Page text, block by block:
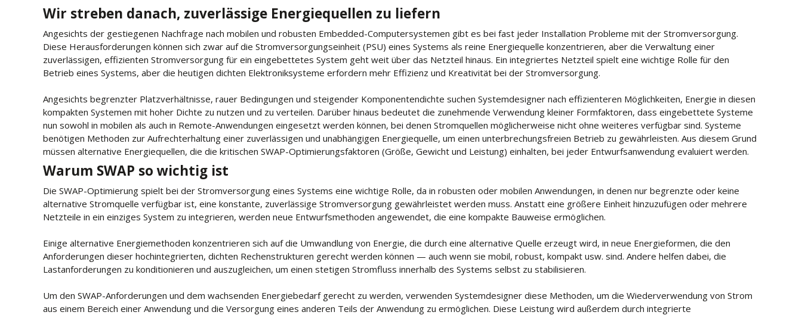
Wir streben danach, zuverlässige Energiequellen zu liefern
Angesichts der gestiegenen Nachfrage nach mobilen und robusten Embedded-Computersystemen gibt es bei fast jeder Installation Probleme mit der Stromversorgung.
Diese Herausforderungen können sich zwar auf die Stromversorgungseinheit (PSU) eines Systems als reine Energiequelle konzentrieren, aber die Verwaltung einer
zuverlässigen, effizienten Stromversorgung für ein eingebettetes System geht weit über das Netzteil hinaus. Ein integriertes Netzteil spielt eine wichtige Rolle für den
Betrieb eines Systems, aber die heutigen dichten Elektroniksysteme erfordern mehr Effizienz und Kreativität bei der Stromversorgung.
Angesichts begrenzter Platzverhältnisse, rauer Bedingungen und steigender Komponentendichte suchen Systemdesigner nach effizienteren Möglichkeiten, Energie in diesen
kompakten Systemen mit hoher Dichte zu nutzen und zu verteilen. Darüber hinaus bedeutet die zunehmende Verwendung kleiner Formfaktoren, dass eingebettete Systeme
nun sowohl in mobilen als auch in Remote-Anwendungen eingesetzt werden können, bei denen Stromquellen möglicherweise nicht ohne weiteres verfügbar sind. Systeme
benötigen Methoden zur Aufrechterhaltung einer zuverlässigen und unabhängigen Energiequelle, um einen unterbrechungsfreien Betrieb zu gewährleisten. Aus diesem Grund
müssen alternative Energiequellen, die die kritischen SWAP-Optimierungsfaktoren (Größe, Gewicht und Leistung) einhalten, bei jeder Entwurfsanwendung evaluiert werden.
Warum SWAP so wichtig ist
Die SWAP-Optimierung spielt bei der Stromversorgung eines Systems eine wichtige Rolle, da in robusten oder mobilen Anwendungen, in denen nur begrenzte oder keine
alternative Stromquelle verfügbar ist, eine konstante, zuverlässige Stromversorgung gewährleistet werden muss. Anstatt eine größere Einheit hinzuzufügen oder mehrere
Netzteile in ein einziges System zu integrieren, werden neue Entwurfsmethoden angewendet, die eine kompakte Bauweise ermöglichen.
Einige alternative Energiemethoden konzentrieren sich auf die Umwandlung von Energie, die durch eine alternative Quelle erzeugt wird, in neue Energieformen, die den
Anforderungen dieser hochintegrierten, dichten Rechenstrukturen gerecht werden können — auch wenn sie mobil, robust, kompakt usw. sind. Andere helfen dabei, die
Lastanforderungen zu konditionieren und auszugleichen, um einen stetigen Stromfluss innerhalb des Systems selbst zu stabilisieren.
Um den SWAP-Anforderungen und dem wachsenden Energiebedarf gerecht zu werden, verwenden Systemdesigner diese Methoden, um die Wiederverwendung von Strom
aus einem Bereich einer Anwendung und die Versorgung eines anderen Teils der Anwendung zu ermöglichen. Diese Leistung wird außerdem durch integrierte